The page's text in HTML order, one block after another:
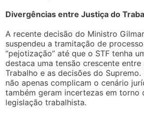
Divergências entre Justiça do
A recente decisão do Ministro
suspendeu a tramitação de
“pejotização” até que o STF tenha
destaca uma tensão crescente
Trabalho e as decisões do Supremo.
não apenas complicam o cenário
também geram incertezas em torno
legislação trabalhista.